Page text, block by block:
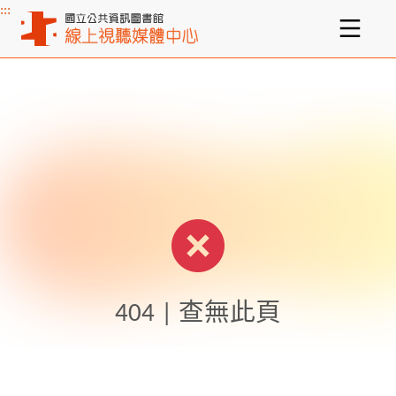
主要內容區塊
:::
404 | 查無此頁